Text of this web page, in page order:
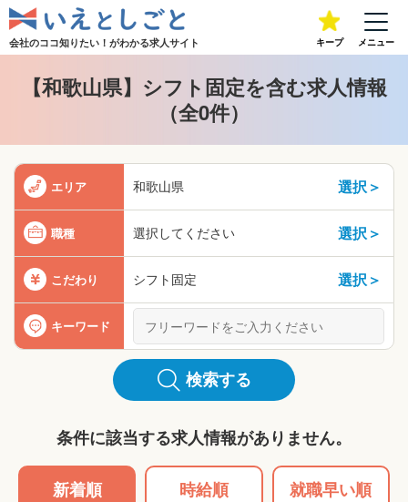
会社のココ知りたい！がわかる求人サイト キープ メニュー
【和歌山県】シフト固定を含む求人情報
（全0件）
エリア 和歌山県 選択＞
職種 選択してください 選択＞
こだわり シフト固定 選択＞
キーワード
検索する
条件に該当する求人情報がありません。
新着順 時給順 就職早い順